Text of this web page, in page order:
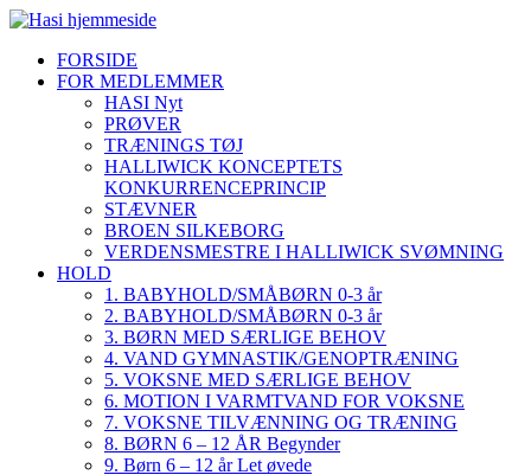
FORSIDE
FOR MEDLEMMER
HASI Nyt
PRØVER
TRÆNINGS TØJ
HALLIWICK KONCEPTETS
KONKURRENCEPRINCIP
STÆVNER
BROEN SILKEBORG
VERDENSMESTRE I HALLIWICK SVØMNING
HOLD
1. BABYHOLD/SMÅBØRN 0-3 år
2. BABYHOLD/SMÅBØRN 0-3 år
3. BØRN MED SÆRLIGE BEHOV
4. VAND GYMNASTIK/GENOPTRÆNING
5. VOKSNE MED SÆRLIGE BEHOV
6. MOTION I VARMTVAND FOR VOKSNE
7. VOKSNE TILVÆNNING OG TRÆNING
8. BØRN 6 – 12 ÅR Begynder
9. Børn 6 – 12 år Let øvede